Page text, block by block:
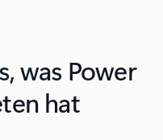
was Power
hat